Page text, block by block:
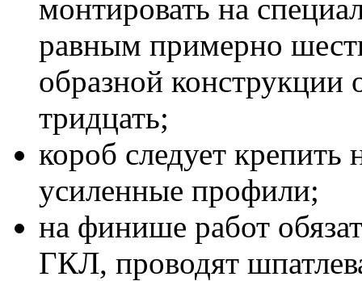
монтировать на
равным примерно
образной конструкции
тридцать;
короб следует
усиленные профили;
на финише работ
ГКЛ, проводят